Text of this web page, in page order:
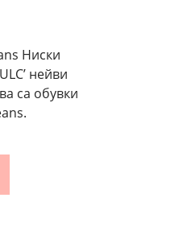
Ниски
нейви
са обувки